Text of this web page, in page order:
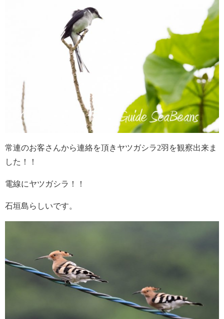
常連のお客さんから連絡を頂きヤツガシラ2羽を観察出来ま
した！！
電線にヤツガシラ！！
石垣島らしいです。